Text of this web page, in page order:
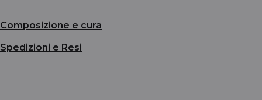
Composizione e cura
Spedizioni e Resi